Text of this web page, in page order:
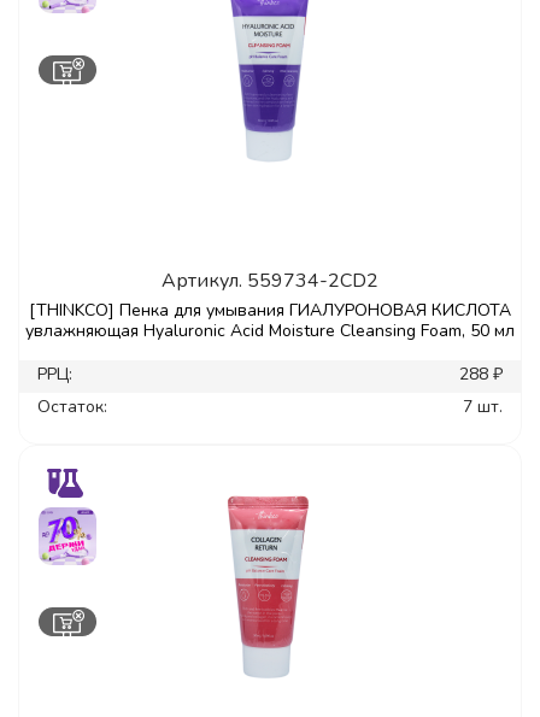
Артикул. 559734-2CD2
[THINKCO] Пенка для умывания ГИАЛУРОНОВАЯ КИСЛОТА
увлажняющая Hyaluronic Acid Moisture Cleansing Foam, 50 мл
РРЦ:
288 ₽
Остаток:
7 шт.